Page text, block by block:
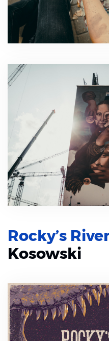
Rocky’s
Kosowski